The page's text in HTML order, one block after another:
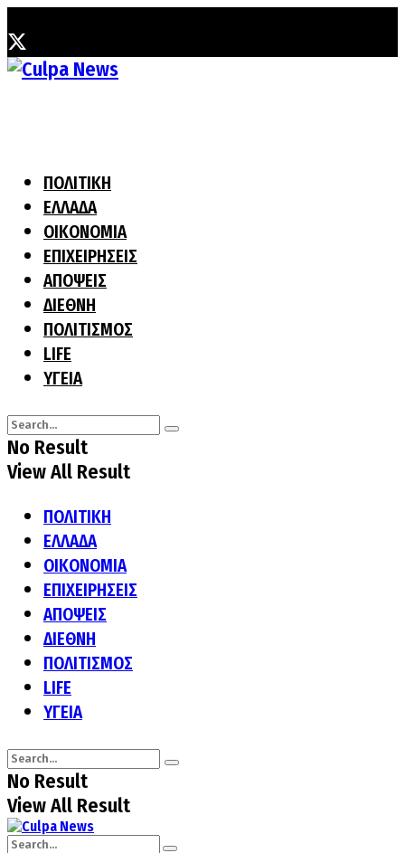
ΠΟΛΙΤΙΚΗ
ΕΛΛΑΔΑ
ΟΙΚΟΝΟΜΙΑ
ΕΠΙΧΕΙΡΗΣΕΙΣ
ΑΠΟΨΕΙΣ
ΔΙΕΘΝΗ
ΠΟΛΙΤΙΣΜΟΣ
LIFE
ΥΓΕΙΑ
No Result
View All Result
ΠΟΛΙΤΙΚΗ
ΕΛΛΑΔΑ
ΟΙΚΟΝΟΜΙΑ
ΕΠΙΧΕΙΡΗΣΕΙΣ
ΑΠΟΨΕΙΣ
ΔΙΕΘΝΗ
ΠΟΛΙΤΙΣΜΟΣ
LIFE
ΥΓΕΙΑ
No Result
View All Result